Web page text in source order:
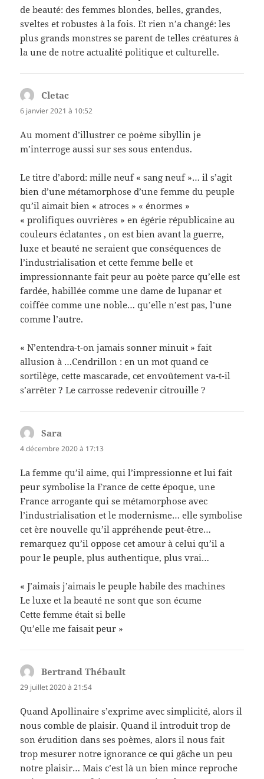
de beauté: des femmes blondes, belles, grandes,
sveltes et robustes à la fois. Et rien n’a changé: les
plus grands monstres se parent de telles créatures à
la une de notre actualité politique et culturelle.
Cletac
6 janvier 2021 à 10:52
Au moment d’illustrer ce poème sibyllin je
m’interroge aussi sur ses sous entendus.
Le titre d’abord: mille neuf « sang neuf »… il s’agit
bien d’une métamorphose d’une femme du peuple
qu’il aimait bien « atroces » « énormes »
« prolifiques ouvrières » en égérie républicaine au
couleurs éclatantes , on est bien avant la guerre,
luxe et beauté ne seraient que conséquences de
l’industrialisation et cette femme belle et
impressionnante fait peur au poète parce qu’elle est
fardée, habillée comme une dame de lupanar et
coiffée comme une noble… qu’elle n’est pas, l’une
comme l’autre.
« N’entendra-t-on jamais sonner minuit » fait
allusion à …Cendrillon : en un mot quand ce
sortilège, cette mascarade, cet envoûtement va-t-il
s’arrêter ? Le carrosse redevenir citrouille ?
Sara
4 décembre 2020 à 17:13
La femme qu’il aime, qui l’impressionne et lui fait
peur symbolise la France de cette époque, une
France arrogante qui se métamorphose avec
l’industrialisation et le modernisme… elle symbolise
cet ère nouvelle qu’il appréhende peut-être…
remarquez qu’il oppose cet amour à celui qu’il a
pour le peuple, plus authentique, plus vrai…
« J’aimais j’aimais le peuple habile des machines
Le luxe et la beauté ne sont que son écume
Cette femme était si belle
Qu’elle me faisait peur »
Bertrand Thébault
29 juillet 2020 à 21:54
Quand Apollinaire s’exprime avec simplicité, alors il
nous comble de plaisir. Quand il introduit trop de
son érudition dans ses poèmes, alors il nous fait
trop mesurer notre ignorance ce qui gâche un peu
notre plaisir… Mais c’est là un bien mince reproche